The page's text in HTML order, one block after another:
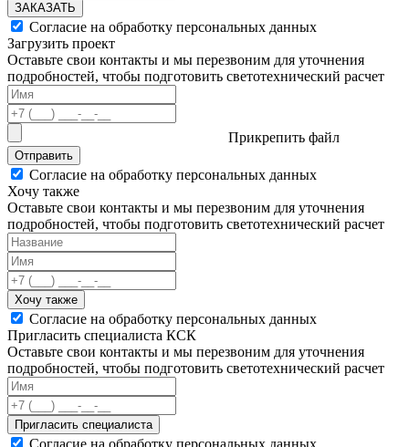
ЗАКАЗАТЬ
Согласие на обработку персональных данных
Загрузить проект
Оставьте свои контакты и мы перезвоним для уточнения
подробностей, чтобы подготовить светотехнический расчет
Прикрепить файл
Отправить
Согласие на обработку персональных данных
Хочу также
Оставьте свои контакты и мы перезвоним для уточнения
подробностей, чтобы подготовить светотехнический расчет
Хочу также
Согласие на обработку персональных данных
Пригласить специалиста КСК
Оставьте свои контакты и мы перезвоним для уточнения
подробностей, чтобы подготовить светотехнический расчет
Пригласить специалиста